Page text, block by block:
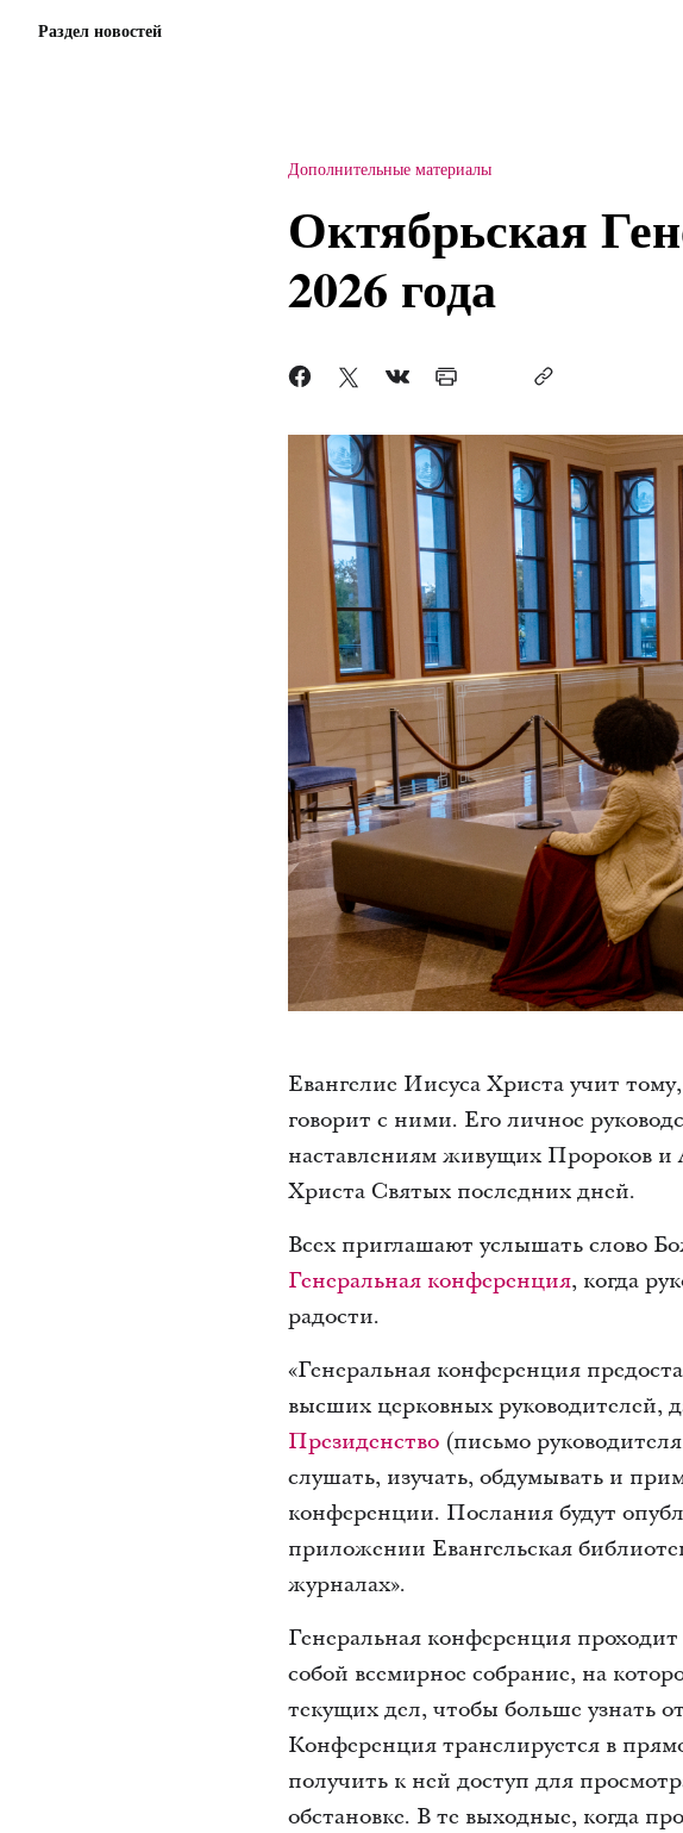
Раздел новостей
Дополнительные материалы
Октябрьская
2026 года
Евангелие Иисуса Христа учит
говорит с ними. Его личное
наставлениям живущих Пророков и
Христа Святых последних дней.
Всех приглашают услышать слово
Генеральная конференция, когда
радости.
«Генеральная конференция
высших церковных руководителей,
Президенство(письмо
слушать, изучать, обдумывать и
конференции. Послания будут
приложении Евангельская
журналах».
Генеральная конференция проходит
собой всемирное собрание, на
текущих дел, чтобы больше узнать
Конференция транслируется в
получить к ней доступ для
обстановке. В те выходные, когда